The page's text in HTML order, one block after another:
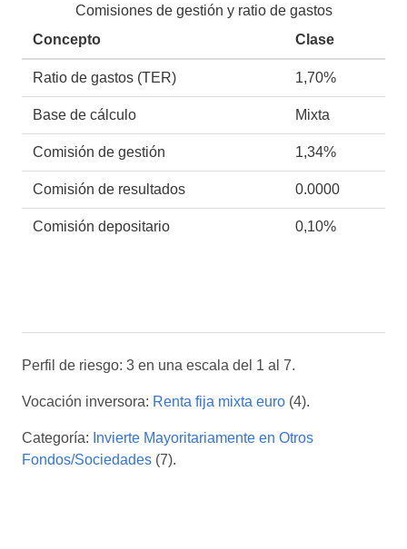
Comisiones de gestión y ratio de gastos
Concepto
Clase
Ratio de gastos (TER) 1,70%
Base de cálculo Mixta
Comisión de gestión 1,34%
Comisión de resultados 0.0000
Comisión depositario 0,10%
Perfil de riesgo: 3 en una escala del 1 al 7.
Vocación inversora: Renta fija mixta euro (4).
Categoría: Invierte Mayoritariamente en Otros
Fondos/Sociedades (7).